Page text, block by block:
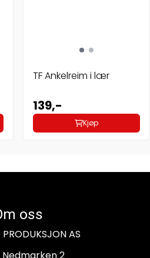
TF Ankelreim i lær
139,-
Kjøp
oss
AS